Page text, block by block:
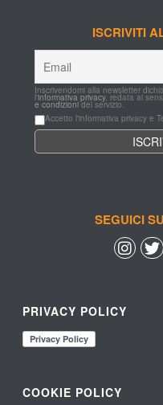
ISCRIVITI
Inscrivendomi alla newsletter
l'informativa privacy, redata ai
e condizioni del servizio.
Accetto l'informativa privacy e
SEGUICI
PRIVACY POLICY
COOKIE POLICY